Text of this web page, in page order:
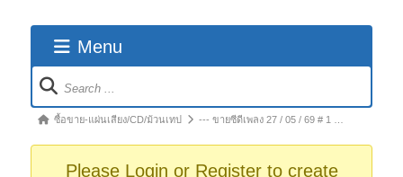
Menu
Forum
Navigation
Forumซื้อขาย-แผ่นเสียง/CD/ม้วนเทป --- ขายซีดีเพลง 27 / 05 / 69 # 1 …
Please Login or Registerto create